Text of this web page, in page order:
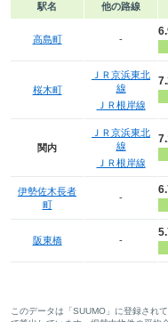
駅名 他の路線
高島町 -
桜木町
ＪＲ京浜東北
線
ＪＲ根岸線
関内
ＪＲ京浜東北
線
ＪＲ根岸線
伊勢佐木長者
町
-
阪東橋 -
このデータは「SUUMO」に登録され